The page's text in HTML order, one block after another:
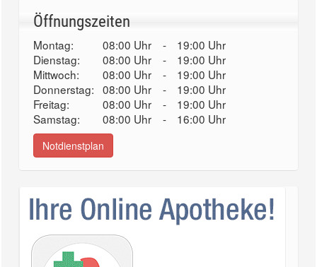
Öffnungszeiten
Montag: 08:00 Uhr -
19:00 Uhr
Dienstag:
08:00 Uhr -
19:00 Uhr
Mittwoch:
08:00 Uhr -
19:00 Uhr
Donnerstag: 08:00 Uhr -
19:00 Uhr
Freitag:
08:00 Uhr -
19:00 Uhr
Samstag:
08:00 Uhr - 16:00 Uhr
Notdienstplan